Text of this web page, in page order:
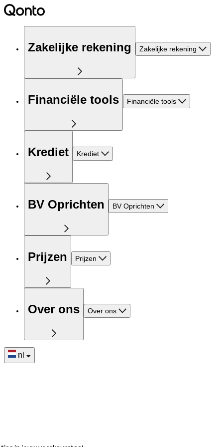
Zakelijke rekening Zakelijke rekening
Financiële tools Financiële tools
Krediet Krediet
BV Oprichten BV Oprichten
Prijzen Prijzen
Over ons Over ons
nl